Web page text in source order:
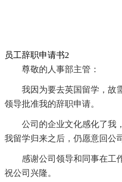
员工辞职申请书2
尊敬的人事部主管：
我因为要去英国留学，故
领导批准我的辞职申请。
公司的企业文化感化了我
我留学归来之后，仍愿意回公
感谢公司领导和同事在工
祝公司兴隆。